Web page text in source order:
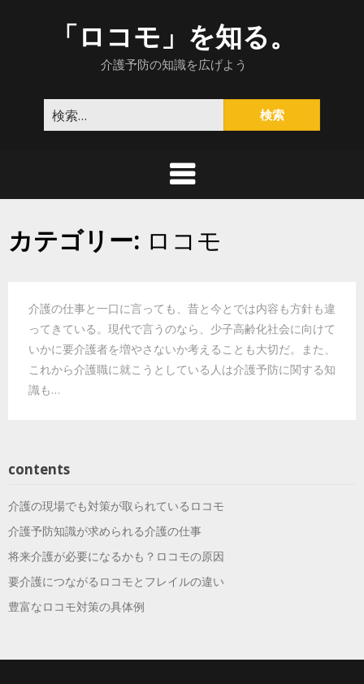
「ロコモ」を知る。
介護予防の知識を広げよう
索:
カテゴリー: ロコモ
介護の仕事と一口に言っても、昔と今とでは内容も方針も違
ってきている。現代で言うのなら、少子高齢化社会に向けて
いかに要介護者を増やさないか考えることも大切だ。また、
これから介護職に就こうとしている人は介護予防に関する知
識も…
contents
介護の現場でも対策が取られているロコモ
介護予防知識が求められる介護の仕事
将来介護が必要になるかも？ロコモの原因
要介護につながるロコモとフレイルの違い
豊富なロコモ対策の具体例